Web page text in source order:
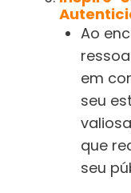
Ao
em
seu
que
seu